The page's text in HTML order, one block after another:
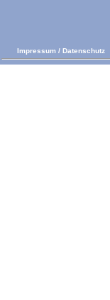
Impressum / Datenschutz